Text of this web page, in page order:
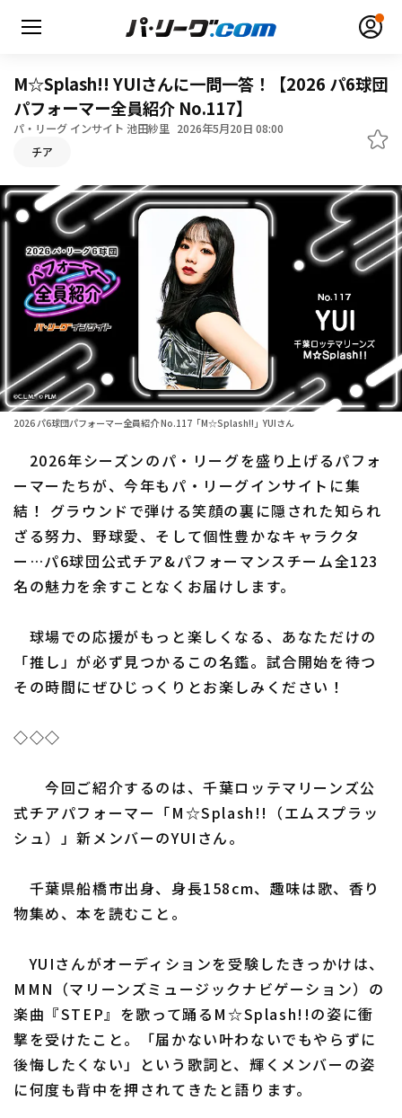
無料アカウント登録
HOME
動画
日程・結果
順位表･成績
1軍公式戦
ファーム東地区
ファーム中地区
ファーム西地区
交流戦
選手名鑑
北海道日本ハムファイターズ
東北楽天ゴールデンイーグルス
埼玉西武ライオンズ
千葉ロッテマリーンズ
オリックス・バファローズ
福岡ソフトバンクホークス
設定
利用規約 プライバシーポリシー
特定商取引法の表示 アルバイト募集（別ウィンドウで開く
M☆Splash!! YUIさんに一問一答！【2026 パ6球団
パフォーマー全員紹介 No.117】
パ・リーグ インサイト 池田紗里 2026年5月20日 08:00
チア
2026 パ6球団パフォーマー全員紹介 No.117「M☆Splash!!」YUIさん
2026年シーズンのパ・リーグを盛り上げるパフォ
ーマーたちが、今年もパ・リーグインサイトに集
結！ グラウンドで弾ける笑顔の裏に隠された知られ
ざる努力、野球愛、そして個性豊かなキャラクタ
ー…パ6球団公式チア&パフォーマンスチーム全123
名の魅力を余すことなくお届けします。
球場での応援がもっと楽しくなる、あなただけの
「推し」が必ず見つかるこの名鑑。試合開始を待つ
その時間にぜひじっくりとお楽しみください！
◇◇◇
今回ご紹介するのは、千葉ロッテマリーンズ公
式チアパフォーマー「M☆Splash!!（エムスプラッ
シュ）」新メンバーのYUIさん。
千葉県船橋市出身、身長158cm、趣味は歌、香り
物集め、本を読むこと。
YUIさんがオーディションを受験したきっかけは、
MMN（マリーンズミュージックナビゲーション）の
楽曲『STEP』を歌って踊るM☆Splash!!の姿に衝
撃を受けたこと。「届かない叶わないでもやらずに
後悔したくない」という歌詞と、輝くメンバーの姿
に何度も背中を押されてきたと語ります。